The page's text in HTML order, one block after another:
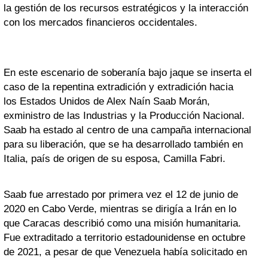
la gestión de los recursos estratégicos y la interacción
con los mercados financieros occidentales.
En este escenario de soberanía bajo jaque se inserta el
caso de la repentina extradición y extradición hacia
los Estados Unidos de Alex Naín Saab Morán,
exministro de las Industrias y la Producción Nacional.
Saab ha estado al centro de una campaña internacional
para su liberación, que se ha desarrollado también en
Italia, país de origen de su esposa, Camilla Fabri.
Saab fue arrestado por primera vez el 12 de junio de
2020 en Cabo Verde, mientras se dirigía a Irán en lo
que Caracas describió como una misión humanitaria.
Fue extraditado a territorio estadounidense en octubre
de 2021, a pesar de que Venezuela había solicitado en